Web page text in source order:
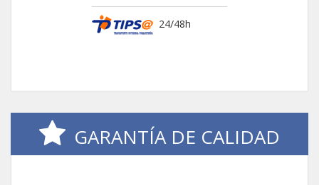
24/48h
GARANTÍA DE CALIDAD